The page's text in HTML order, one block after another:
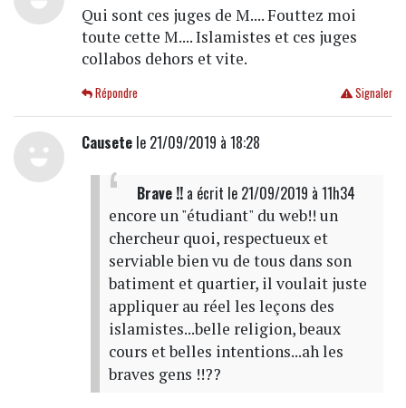
Qui sont ces juges de M.... Fouttez moi
toute cette M.... Islamistes et ces juges
collabos dehors et vite.
Signaler
Répondre
Causetele 21/09/2019 à 18:28
Brave !!a écrit le 21/09/2019 à 11h34
encore un "étudiant" du web!! un
chercheur quoi, respectueux et
serviable bien vu de tous dans son
batiment et quartier, il voulait juste
appliquer au réel les leçons des
islamistes...belle religion, beaux
cours et belles intentions...ah les
braves gens !!??